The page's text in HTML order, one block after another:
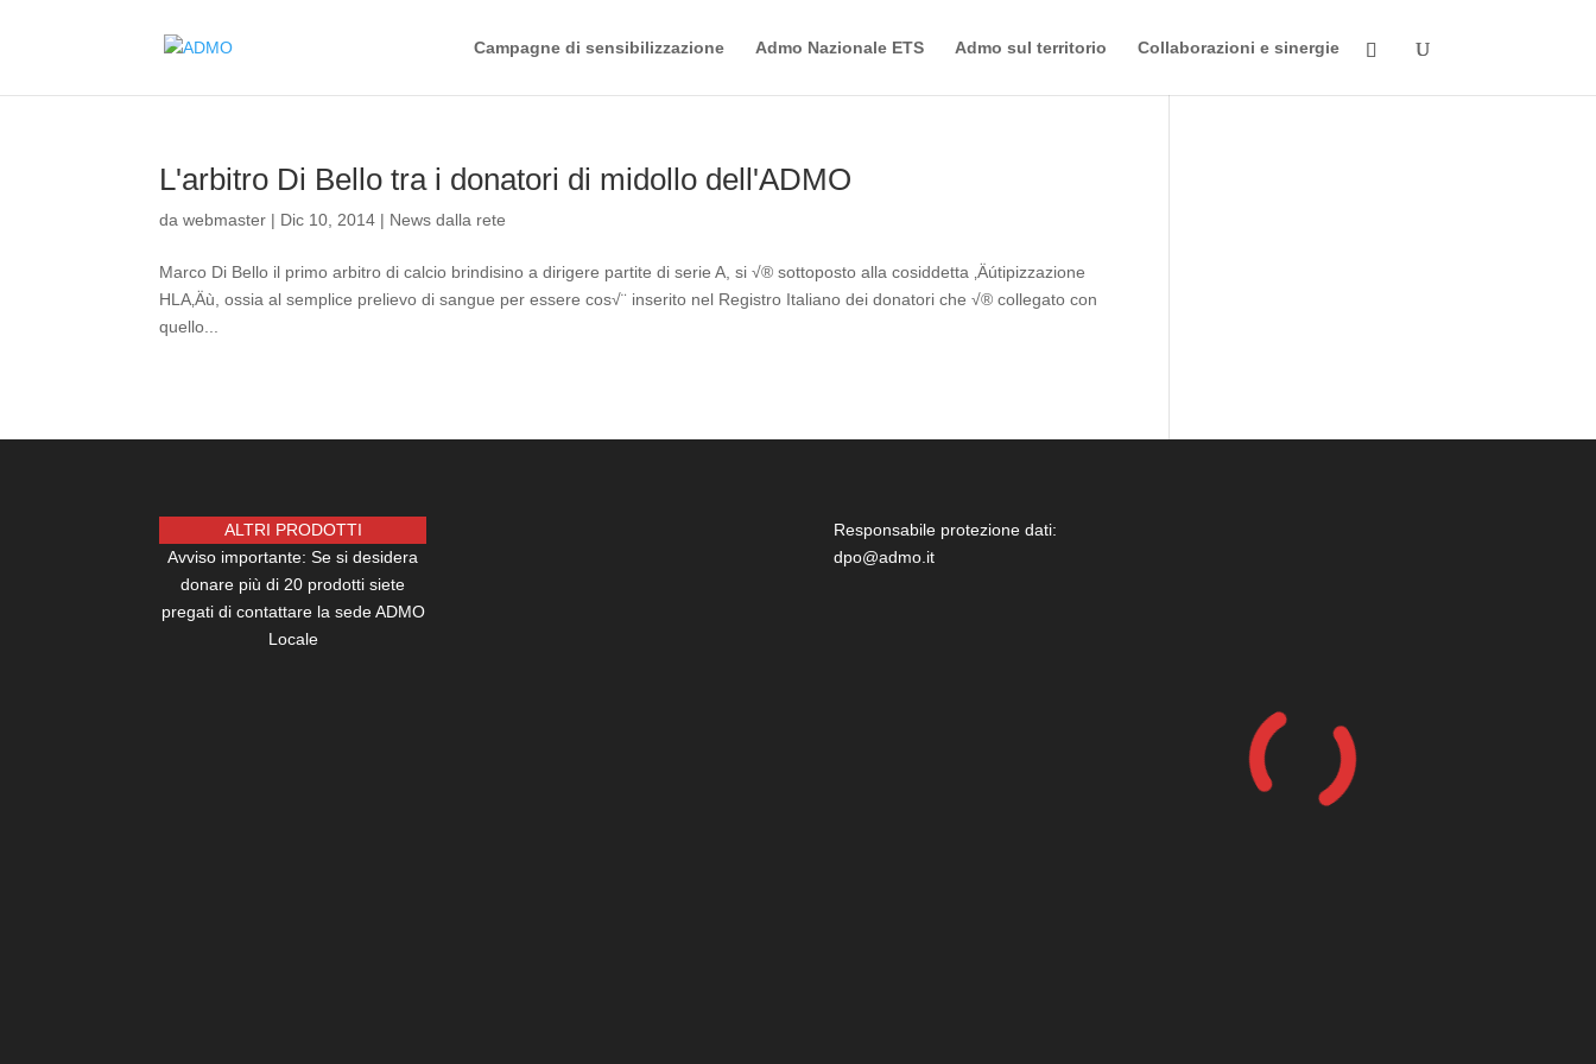
Campagne di sensibilizzazione Admo Nazionale ETS Admo sul territorio Collaborazioni e sinergie
L'arbitro Di Bello tra i donatori di midollo dell'ADMO
dawebmaster | Dic 10, 2014 | News dalla rete
Marco Di Bello il primo arbitro di calcio brindisino a dirigere partite di serie A, si √® sottoposto alla cosiddetta ‚Äútipizzazione
HLA‚Äù, ossia al semplice prelievo di sangue per essere cos√¨ inserito nel Registro Italiano dei donatori che √® collegato con
quello...
ALTRI PRODOTTI
Avviso importante: Se si desidera
donare più di 20 prodotti siete
pregati di contattare la sede ADMO
Locale
Responsabile protezione dati:
dpo@admo.it